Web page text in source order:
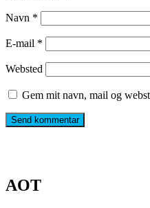
Navn *
E-mail *
Websted
Gem mit navn, mail og
AOT